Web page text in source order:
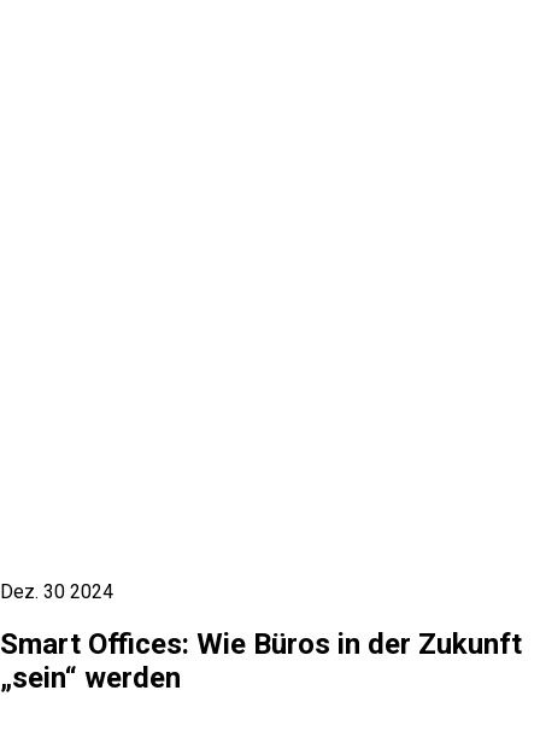
Dez. 30 2024
Smart Offices: Wie Büros in der Zukunft
„sein“ werden